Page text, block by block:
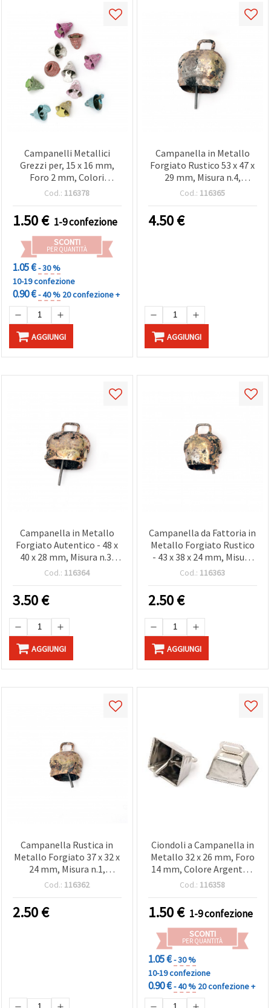
Campanelli Metallici
Grezzi per, 15 x 16 mm,
Foro 2 mm, Colori
Assortiti - 10 pz
Cod.: 116378
1.50€ 1-9 confezione
SCONTI
PER QUANTITÀ
1.05 €- 30 %
10-19 confezione
0.90 €- 40 % 20 confezione +
AGGIUNGI
Campanella in Metallo
Forgiato Rustico 53 x 47 x
29 mm, Misura n.4,
Decorazioni e Progetti
Cod.: 116365
4.50€
AGGIUNGI
Campanella in Metallo
Forgiato Autentico - 48 x
40 x 28 mm, Misura n.3,
Lavori Artigianali Folk e
Cod.: 116364
3.50€
AGGIUNGI
Campanella da Fattoria in
Metallo Forgiato Rustico
- 43 x 38 x 24 mm, Misura
N.2, Decorazioni e
Cod.: 116363
2.50€
AGGIUNGI
Campanella Rustica in
Metallo Forgiato 37 x 32 x
24 mm, Misura n.1,
Lavoretti e Progetti,
Cod.: 116362
2.50€
Ciondoli a Campanella in
Metallo 32 x 26 mm, Foro
14 mm, Colore Argento -
Confezione da 2 pz
Cod.: 116358
1.50€ 1-9 confezione
SCONTI
PER QUANTITÀ
1.05 €- 30 %
10-19 confezione
0.90 €- 40 % 20 confezione +